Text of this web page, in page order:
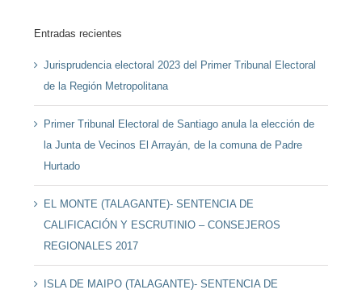
Entradas recientes
Jurisprudencia electoral 2023 del Primer Tribunal Electoral
de la Región Metropolitana
Primer Tribunal Electoral de Santiago anula la elección de
la Junta de Vecinos El Arrayán, de la comuna de Padre
Hurtado
EL MONTE (TALAGANTE)- SENTENCIA DE
CALIFICACIÓN Y ESCRUTINIO – CONSEJEROS
REGIONALES 2017
ISLA DE MAIPO (TALAGANTE)- SENTENCIA DE